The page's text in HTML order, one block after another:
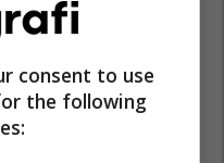
consent to use
the following